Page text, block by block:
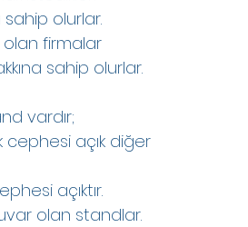
olurlar.
olan firmalar
sahip olurlar.
vardır;
cephesi açık diğer
açıktır.
olan standlar.